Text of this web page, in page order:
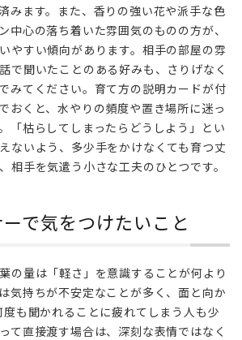
みます。また、香りの強い花や派手な色
中心の落ち着いた雰囲気のものの方が、
やすい傾向があります。相手の部屋の雰
で聞いたことのある好みも、さりげなく
みてください。育て方の説明カードが付
おくと、水やりの頻度や置き場所に迷っ
「枯らしてしまったらどうしよう」とい
ないよう、多少手をかけなくても育つ丈
相手を気遣う小さな工夫のひとつです。
で気をつけたいこと
の量は「軽さ」を意識することが何より
気持ちが不安定なことが多く、面と向か
度も聞かれることに疲れてしまう人も少
て直接渡す場合は、深刻な表情ではなく